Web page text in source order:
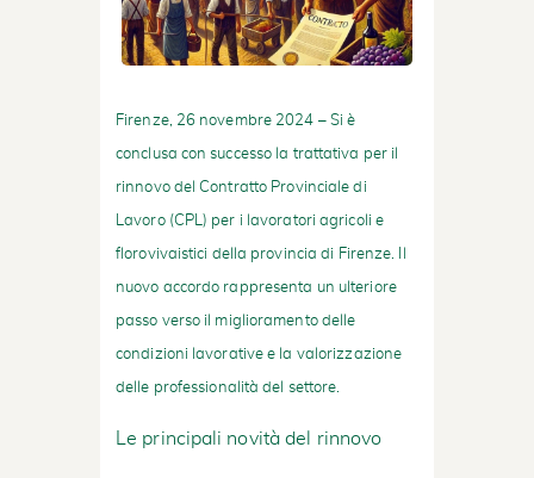
Firenze, 26 novembre 2024 – Si è
conclusa con successo la trattativa per il
rinnovo del Contratto Provinciale di
Lavoro (CPL) per i lavoratori agricoli e
florovivaistici della provincia di Firenze. Il
nuovo accordo rappresenta un ulteriore
passo verso il miglioramento delle
condizioni lavorative e la valorizzazione
delle professionalità del settore.
Le principali novità del rinnovo